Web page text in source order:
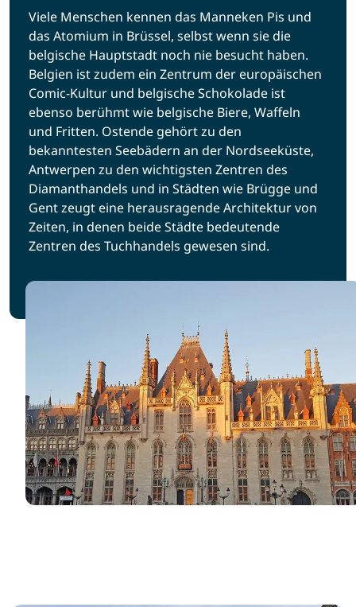
Viele Menschen kennen das Manneken Pis und
das Atomium in Brüssel, selbst wenn sie die
belgische Hauptstadt noch nie besucht haben.
Belgien ist zudem ein Zentrum der europäischen
Comic-Kultur und belgische Schokolade ist
ebenso berühmt wie belgische Biere, Waffeln
und Fritten. Ostende gehört zu den
bekanntesten Seebädern an der Nordseeküste,
Antwerpen zu den wichtigsten Zentren des
Diamanthandels und in Städten wie Brügge und
Gent zeugt eine herausragende Architektur von
Zeiten, in denen beide Städte bedeutende
Zentren des Tuchhandels gewesen sind.